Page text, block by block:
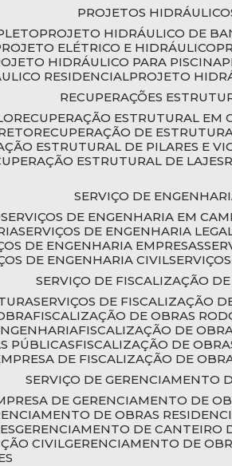
PROJETOS
PROJETO HIDRÁULICO DE
PROJETO ELÉTRICO E HIDRÁULICO
HIDRÁULICO PARA PISCINA
RESIDENCIAL
PROJETO
RECUPERAÇÕES
RECUPERAÇÃO ESTRUTURAL EM
RECUPERAÇÃO DE
ESTRUTURAL DE PILARES E
ESTRUTURAL DE LAJES
SERVIÇO DE
SERVIÇOS DE ENGENHARIA EM
SERVIÇOS DE ENGENHARIA
DE ENGENHARIA EMPRESAS
DE ENGENHARIA CIVIL
SERVIÇO DE FISCALIZAÇÃO
SERVIÇOS DE FISCALIZAÇÃO
FISCALIZAÇÃO DE OBRAS
FISCALIZAÇÃO DE
PÚBLICAS
FISCALIZAÇÃO DE
EMPRESA DE FISCALIZAÇÃO DE
SERVIÇO DE GERENCIAMENTO
DE GERENCIAMENTO DE
DE OBRAS
GERENCIAMENTO DE CANTEIRO
CIVIL
GERENCIAMENTO DE